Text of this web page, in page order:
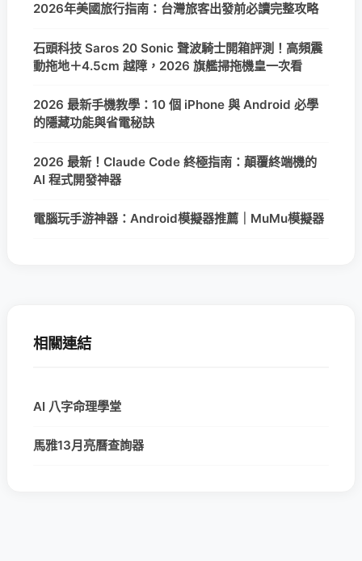
2026年美國旅行指南：台灣旅客出發前必讀完整攻略
石頭科技 Saros 20 Sonic 聲波騎士開箱評測！高頻震
動拖地＋4.5cm 越障，2026 旗艦掃拖機皇一次看
2026 最新手機教學：10 個 iPhone 與 Android 必學
的隱藏功能與省電秘訣
2026 最新！Claude Code 終極指南：顛覆終端機的
AI 程式開發神器
電腦玩手游神器：Android模擬器推薦｜MuMu模擬器
相關連結
AI 八字命理學堂
馬雅13月亮曆查詢器